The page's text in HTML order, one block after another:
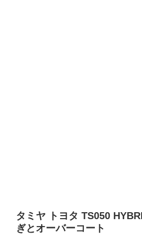
タミヤ トヨタ TS050
ぎとオーバーコート